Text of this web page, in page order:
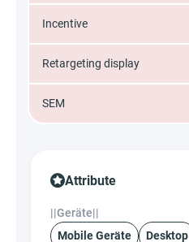
Incentive
Retargeting display
SEM
Attribute
||Geräte||
Mobile Geräte
Desktop